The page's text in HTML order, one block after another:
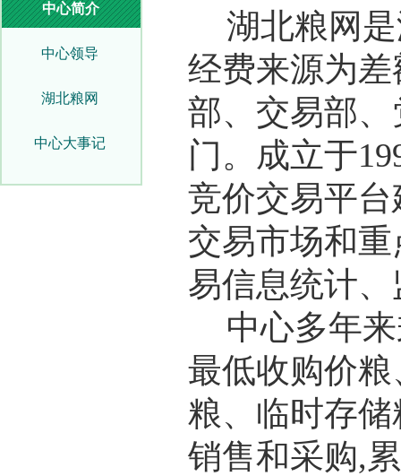
中心简介
中心领导
湖北粮网
中心大事记
湖北粮网
经费来源为
部、交易部
门。成立于
竞价交易平
交易市场和
易信息统计
中心多年
最低收购价
粮、临时存
销售和采购,